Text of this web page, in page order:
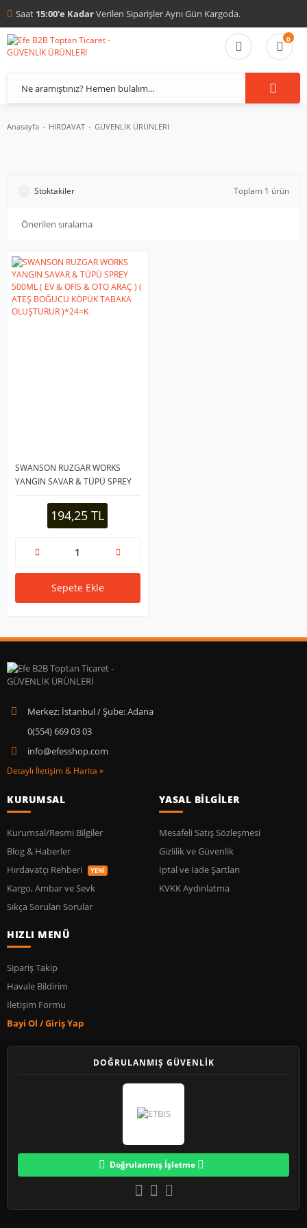
Saat 15:00'e KadarVerilen Siparişler Aynı Gün Kargoda.
0
Anasayfa HIRDAVAT GÜVENLİK ÜRÜNLERİ
Stoktakiler Toplam 1 ürün
SWANSON RUZGAR WORKS
YANGIN SAVAR & TÜPÜ SPREY
500ML ( EV & OFİS & OTO ARAÇ
) ( ATEŞ BOĞUCU KÖPÜK
TABAKA OLUŞTURUR )*24=K
194,25 TL
Sepete Ekle
Merkez: İstanbul / Şube: Adana
0(554) 669 03 03
info@efesshop.com
Detaylı İletişim & Harita »
KURUMSAL
Kurumsal/Resmi Bilgiler
Blog & Haberler
Hırdavatçı Rehberi
YENİ
Kargo, Ambar ve Sevk
Sıkça Sorulan Sorular
YASAL BİLGİLER
Mesafeli Satış Sözleşmesi
Gizlilik ve Güvenlik
İptal ve İade Şartları
KVKK Aydınlatma
HIZLI MENÜ
Sipariş Takip
Havale Bildirim
İletişim Formu
Bayi Ol / Giriş Yap
DOĞRULANMIŞ GÜVENLİK
Doğrulanmış İşletme